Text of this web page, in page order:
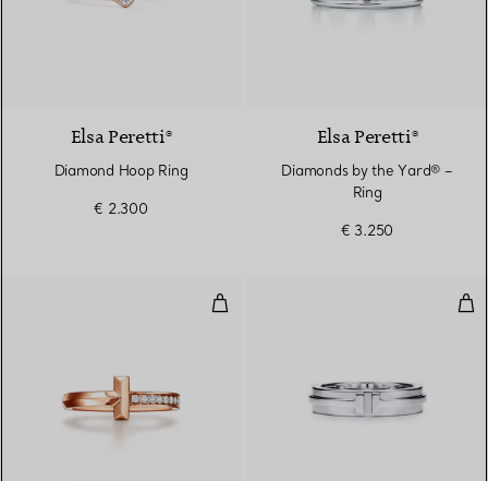
Elsa Peretti®
Diamond Hoop Ring
€ 2.300
Elsa Peretti®
Diamonds by the Yard® –
Ring
€ 3.250
T One Ring in Roségold mit